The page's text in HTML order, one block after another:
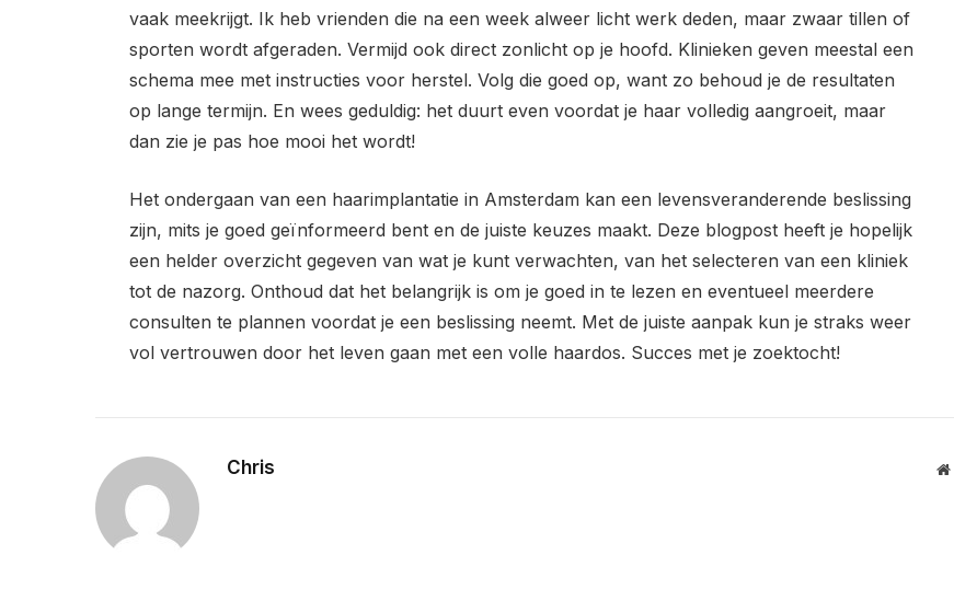
vaak meekrijgt. Ik heb vrienden die na een week alweer licht werk deden, maar zwaar tillen of
sporten wordt afgeraden. Vermijd ook direct zonlicht op je hoofd. Klinieken geven meestal een
schema mee met instructies voor herstel. Volg die goed op, want zo behoud je de resultaten
op lange termijn. En wees geduldig: het duurt even voordat je haar volledig aangroeit, maar
dan zie je pas hoe mooi het wordt!
Het ondergaan van een haarimplantatie in Amsterdam kan een levensveranderende beslissing
zijn, mits je goed geïnformeerd bent en de juiste keuzes maakt. Deze blogpost heeft je hopelijk
een helder overzicht gegeven van wat je kunt verwachten, van het selecteren van een kliniek
tot de nazorg. Onthoud dat het belangrijk is om je goed in te lezen en eventueel meerdere
consulten te plannen voordat je een beslissing neemt. Met de juiste aanpak kun je straks weer
vol vertrouwen door het leven gaan met een volle haardos. Succes met je zoektocht!
Chris